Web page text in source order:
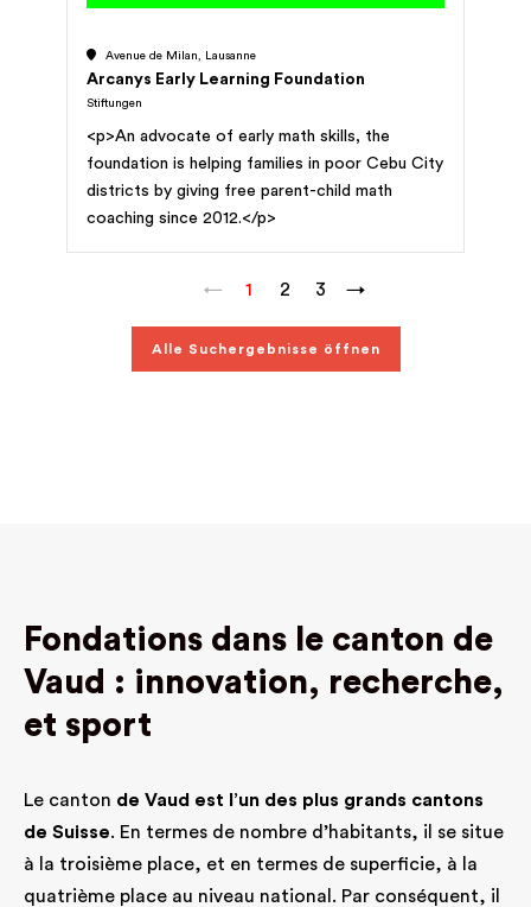
Avenue de Milan, Lausanne
Arcanys Early Learning Foundation
Stiftungen
<p>An advocate of early math skills, the
foundation is helping families in poor Cebu City
districts by giving free parent-child math
coaching since 2012.</p>
← 1 2 3 →
Alle Suchergebnisse öffnen
Fondations dans le canton de
Vaud : innovation, recherche,
et sport
Le canton de Vaud est l’un des plus grands cantons
de Suisse. En termes de nombre d’habitants, il se situe
à la troisième place, et en termes de superficie, à la
quatrième place au niveau national. Par conséquent, il